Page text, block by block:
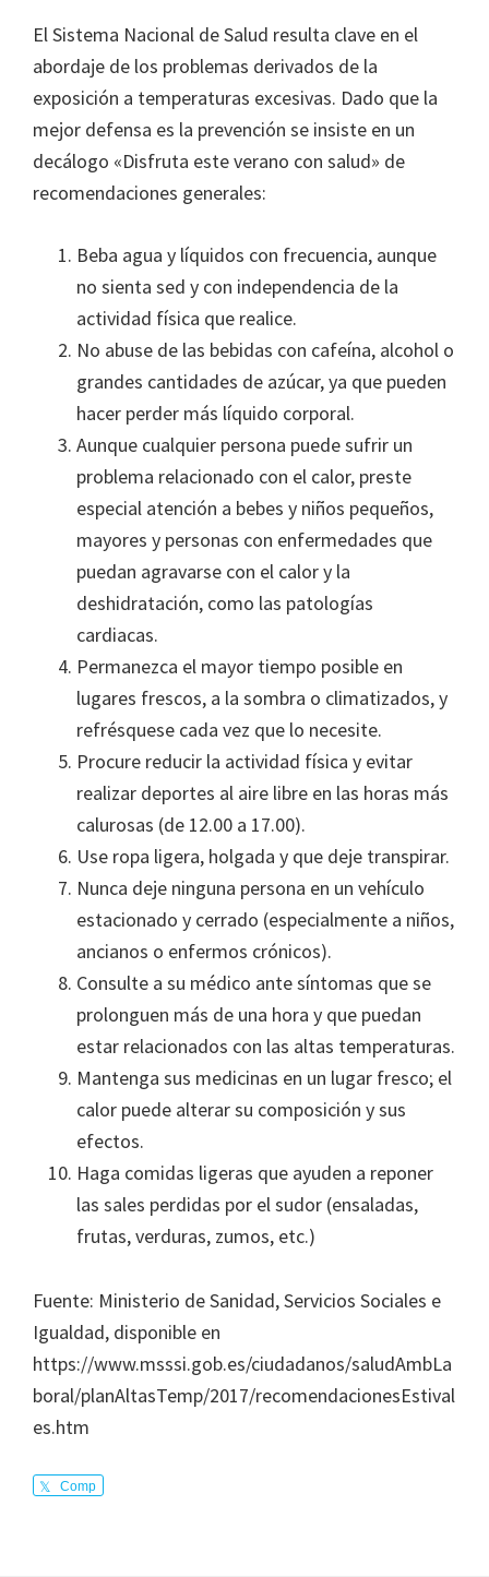
El Sistema Nacional de Salud resulta clave en el
abordaje de los problemas derivados de la
exposición a temperaturas excesivas. Dado que la
mejor defensa es la prevención se insiste en un
decálogo «Disfruta este verano con salud» de
recomendaciones generales:
Beba agua y líquidos con frecuencia, aunque
no sienta sed y con independencia de la
actividad física que realice.
No abuse de las bebidas con cafeína, alcohol o
grandes cantidades de azúcar, ya que pueden
hacer perder más líquido corporal.
Aunque cualquier persona puede sufrir un
problema relacionado con el calor, preste
especial atención a bebes y niños pequeños,
mayores y personas con enfermedades que
puedan agravarse con el calor y la
deshidratación, como las patologías
cardiacas.
Permanezca el mayor tiempo posible en
lugares frescos, a la sombra o climatizados, y
refrésquese cada vez que lo necesite.
Procure reducir la actividad física y evitar
realizar deportes al aire libre en las horas más
calurosas (de 12.00 a 17.00).
Use ropa ligera, holgada y que deje transpirar.
Nunca deje ninguna persona en un vehículo
estacionado y cerrado (especialmente a niños,
ancianos o enfermos crónicos).
Consulte a su médico ante síntomas que se
prolonguen más de una hora y que puedan
estar relacionados con las altas temperaturas.
Mantenga sus medicinas en un lugar fresco; el
calor puede alterar su composición y sus
efectos.
Haga comidas ligeras que ayuden a reponer
las sales perdidas por el sudor (ensaladas,
frutas, verduras, zumos, etc.)
Fuente: Ministerio de Sanidad, Servicios Sociales e
Igualdad, disponible en
https://www.msssi.gob.es/ciudadanos/saludAmbLa
boral/planAltasTemp/2017/recomendacionesEstival
es.htm
Comp